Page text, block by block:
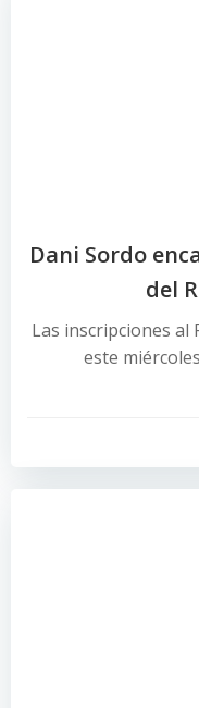
Dani Sordo
del
Las inscripciones al
este